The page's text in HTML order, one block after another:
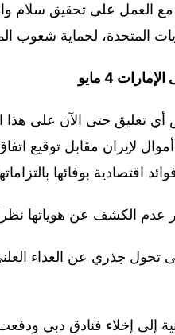
مع العمل على تحقيق سلام
المتحدة، لحماية
4 مايو
أي تعليق حتى الآن على
لإيران مقابل توقيع
بوفائها
عدم الكشف عن هوياتها
تحول جذري عن العداء
إلى إخلاء فنادق دبي